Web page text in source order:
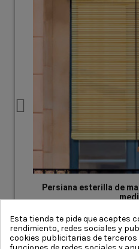
Persiana esterilla de
Esta tienda te pide que aceptes
rendimiento, redes sociales y
cookies publicitarias de